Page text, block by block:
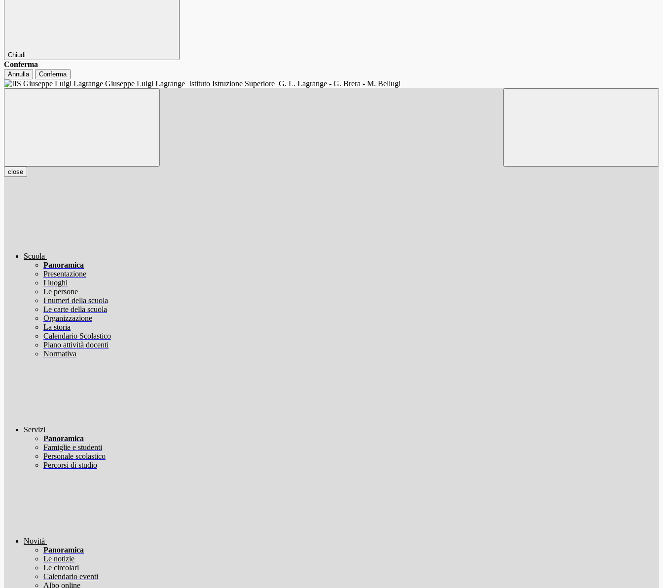
Chiudi
Conferma
Annulla Conferma
Giuseppe Luigi Lagrange Istituto Istruzione Superiore G. L. Lagrange - G. Brera - M. Bellugi
close
Scuola
Panoramica
Presentazione
I luoghi
Le persone
I numeri della scuola
Le carte della scuola
Organizzazione
La storia
Calendario Scolastico
Piano attività docenti
Normativa
Servizi
Panoramica
Famiglie e studenti
Personale scolastico
Percorsi di studio
Novità
Panoramica
Le notizie
Le circolari
Calendario eventi
Albo online